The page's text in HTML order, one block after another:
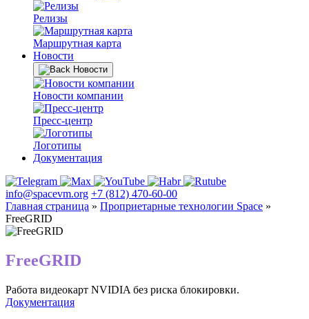
Релизы
Маршрутная карта
Новости
Новости
Новости компании
Пресс-центр
Логотипы
Документация
info@spacevm.org +7 (812) 470-60-00
Главная страница » Проприетарные технологии Space »
FreeGRID
FreeGRID
Работа видеокарт NVIDIA без риска блокировки.
Документация